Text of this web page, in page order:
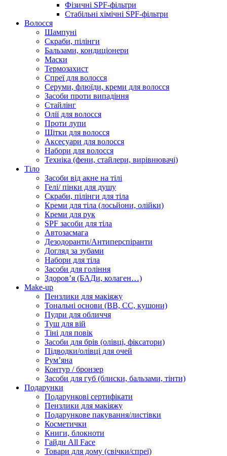
Фізичні SPF-фільтри
Стабільні хімічні SPF-фільтри
Волосся
Шампуні
Скраби, пілінги
Бальзами, кондиціонери
Маски
Термозахист
Спреї для волосся
Серуми, флюїди, креми для волосся
Засоби проти випадіння
Стайлінг
Олії для волосся
Проти лупи
Щітки для волосся
Аксесуари для волосся
Набори для волосся
Техніка (фени, стайлери, вирівнювачі)
Тіло
Засоби від акне на тілі
Гелі/ пінки для душу
Скраби, пілінги для тіла
Креми для тіла (лосьйони, олійки)
Креми для рук
SPF засоби для тіла
Автозасмага
Дезодоранти/Антиперспіранти
Догляд за зубами
Набори для тіла
Засоби для гоління
Здоровʼя (БАДи, колаген…)
Make-up
Пензлики для макіяжу
Тональні основи (BB, CC, кушони)
Пудри для обличчя
Туш для вій
Тіні для повік
Засоби для брів (олівці, фіксатори)
Підводки/олівці для очей
Румʼяна
Контур / бронзер
Засоби для губ (блиски, бальзами, тінти)
Подарунки
Подарункові сертифікати
Пензлики для макіяжу
Подарункове пакування/листівки
Косметички
Книги, блокноти
Гайди All Face
Товари для дому (свічки/спреї)